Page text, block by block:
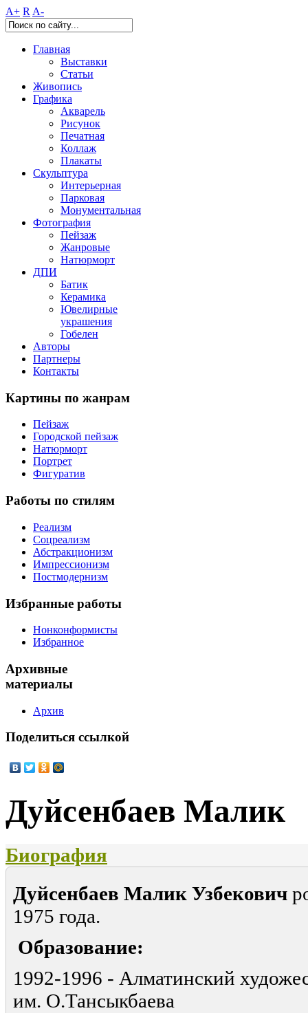
A+ R A-
Главная
Выставки
Статьи
Живопись
Графика
Акварель
Рисунок
Печатная
Коллаж
Плакаты
Скульптура
Интерьерная
Парковая
Монументальная
Фотография
Пейзаж
Жанровые
Натюрморт
ДПИ
Батик
Керамика
Ювелирные
украшения
Гобелен
Авторы
Партнеры
Контакты
Картины по жанрам
Пейзаж
Городской пейзаж
Натюрморт
Портрет
Фигуратив
Работы по стилям
Реализм
Соцреализм
Абстракционизм
Импрессионизм
Постмодернизм
Избранные работы
Нонконформисты
Избранное
Архивные
материалы
Архив
Поделиться ссылкой
Дуйсенбаев Малик
Биография
Дуйсенбаев Малик Узбекович
1975 года.
Образование:
1992-1996 - Алматинский
им. О.Тансыкбаева